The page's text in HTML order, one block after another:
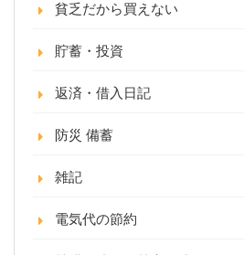
貧乏だから買えない
貯蓄・投資
返済・借入日記
防災 備蓄
雑記
電気代の節約